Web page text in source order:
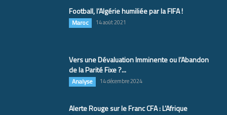
Football, l’Algérie humiliée par la FIFA !
Maroc 14 août 2021
Vers une Dévaluation Imminente ou l’Abandon
de la Parité Fixe ?...
Analyse 14 décembre 2024
Alerte Rouge sur le Franc CFA : L’Afrique